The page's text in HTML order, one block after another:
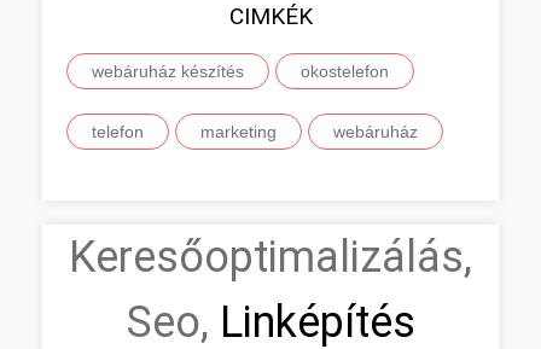
CIMKÉK
webáruház készítés okostelefon
telefon marketing webáruház
Keresőoptimalizálás,
Seo, Linképítés